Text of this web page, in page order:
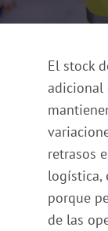
El stock
adicional
retrasos
logística,
porque
de las